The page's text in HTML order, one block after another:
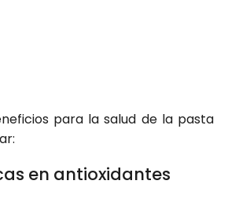
para la salud de la pasta
en antioxidantes